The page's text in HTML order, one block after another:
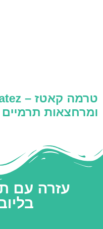
ומרחצאות
עזרה עם